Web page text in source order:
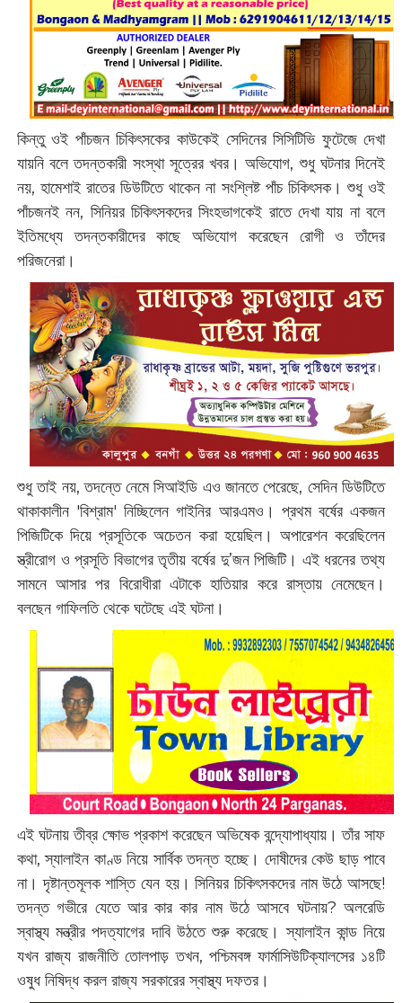
কিন্তু ওই পাঁচজন চিকিৎসকের কাউকেই সেদিনের সিসিটিভি ফুটেজে দেখা
যায়নি বলে তদন্তকারী সংস্থা সূত্রের খবর। অভিযোগ, শুধু ঘটনার দিনেই
নয়, হামেশাই রাতের ডিউটিতে থাকেন না সংশ্লিষ্ট পাঁচ চিকিৎসক। শুধু ওই
পাঁচজনই নন, সিনিয়র চিকিৎসকদের সিংহভাগকেই রাতে দেখা যায় না বলে
ইতিমধ্যে তদন্তকারীদের কাছে অভিযোগ করেছেন রোগী ও তাঁদের
পরিজনেরা।
শুধু তাই নয়, তদন্তে নেমে সিআইডি এও জানতে পেরেছে, সেদিন ডিউটিতে
থাকাকালীন 'বিশ্রাম' নিচ্ছিলেন গাইনির আরএমও। প্রথম বর্ষের একজন
পিজিটিকে দিয়ে প্রসূতিকে অচেতন করা হয়েছিল। অপারেশন করেছিলেন
স্ত্রীরোগ ও প্রসূতি বিভাগের তৃতীয় বর্ষের দু’জন পিজিটি। এই ধরনের তথ্য
সামনে আসার পর বিরোধীরা এটাকে হাতিয়ার করে রাস্তায় নেমেছেন।
বলছেন গাফিলতি থেকে ঘটেছে এই ঘটনা।
এই ঘটনায় তীব্র ক্ষোভ প্রকাশ করেছেন অভিষেক বন্দ্যোপাধ্যায়। তাঁর সাফ
কথা, স্যালাইন কাণ্ড নিয়ে সার্বিক তদন্ত হচ্ছে। দোষীদের কেউ ছাড় পাবে
না। দৃষ্টান্তমূলক শাস্তি যেন হয়। সিনিয়র চিকিৎসকদের নাম উঠে আসছে!
তদন্ত গভীরে যেতে আর কার কার নাম উঠে আসবে ঘটনায়? অলরেডি
স্বাস্থ্য মন্ত্রীর পদত্যাগের দাবি উঠতে শুরু করেছে। স্যালাইন কান্ড নিয়ে
যখন রাজ্য রাজনীতি তোলপাড় তখন, পশ্চিমবঙ্গ ফার্মাসিউটিক্যালসের ১৪টি
ওষুধ নিষিদ্ধ করল রাজ্য সরকারের স্বাস্থ্য দফতর।